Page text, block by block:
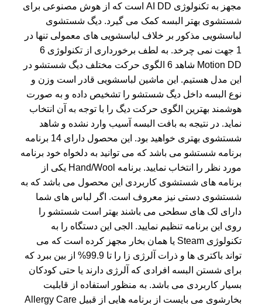
مجهز به تکنولوژی AI DD است که از هوش مصنوعی برای
شستشوی بهتر البسه کمک می گیرد. دیگ شستشوی
لباسشویی مذکور بر خلاف لباسشویی های معمولی تنها در
1 جهت نمی چرخد. به لطف برخورداری از تکنولوژی
6
Motion DD
شاهد 6 الگوی حرکت مختلف دیگ شستشو در
این مدل هستیم. این ماشین لباسشویی قادر است وزن و
نوع البسه داخل دیگ شستشو را تشخیص داده و به صورت
هوشمند بهترین الگوی حرکت دیگ را با توجه به آن انتخاب
نماید. در نتیجه به بافت البسه آسیب وارد نشده و شاهد
شستشوی بهتری خواهید بود. این محصول دارای 14 برنامه
برنامه شستشو می باشد که می توانید به دلخواه خود برنامه
مورد نظر را انتخاب نمایید. برنامه Hand/Wool یکی از
برنامه های شستشوی کاربردی این محصول می باشد که به
شستشوی دستی نیز معروف است. اگر لباس های شما
دارای لک های سطحی می باشند بهتر است شستشو را
روی این برنامه تنظیم نمایید. الجی این دستگاه را به
تکنولوژی Steam یا همان بخار مجهز کرده است که می
تواند باکتری ها و ذرات آلرژی زا را تا 99.9% از بین ببرد که
برای شستن البسه افرادی که آلرژی دارند یا حتی کودکان
بسیار کاربردی می باشد. به منظور استفاده از قابلیت
بخارشوی می بایست از برنامه هایی از قبیل Allergy Care